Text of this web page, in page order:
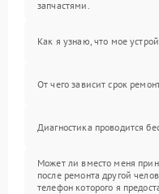
запчастями.
Как я узнаю, что мое
От чего зависит срок
Диагностика проводится
Может ли вместо меня
после ремонта другой
телефон которого я